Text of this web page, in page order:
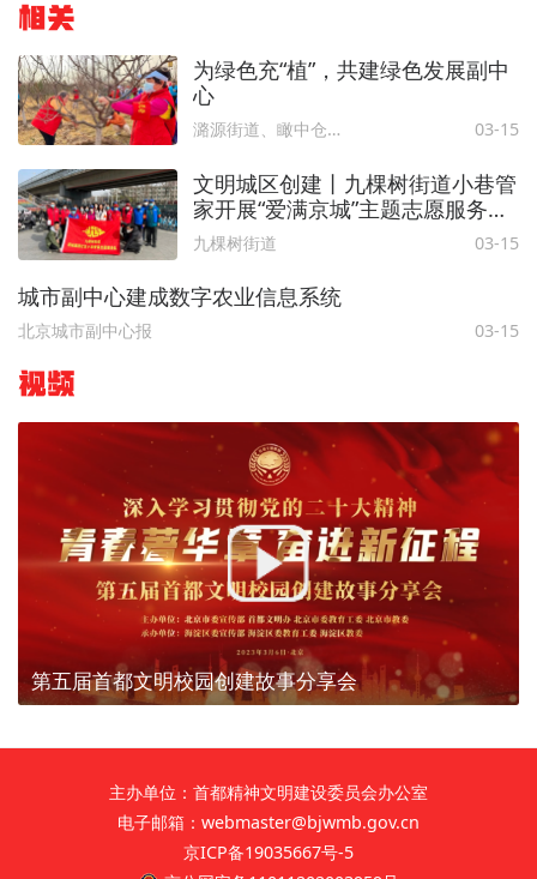
相关
为绿色充“植”，共建绿色发展副中
心
潞源街道、瞰中仓、北京西集、德美于家务 03-15
文明城区创建丨九棵树街道小巷管
家开展“爱满京城”主题志愿服务活
动，续写雷锋故事
九棵树街道 03-15
城市副中心建成数字农业信息系统
北京城市副中心报 03-15
视频
第五届首都文明校园创建故事分享会
主办单位：首都精神文明建设委员会办公室
电子邮箱：webmaster@bjwmb.gov.cn
京ICP备19035667号-5